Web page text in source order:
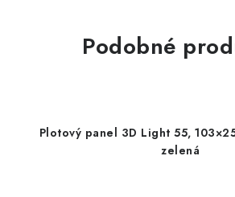
Podobné
Plotový panel 3D Light 55,
zelená